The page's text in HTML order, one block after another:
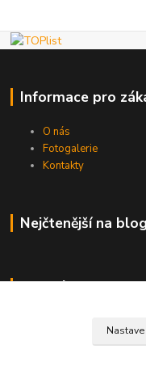
Informace pro
O nás
Fotogalerie
Kontakty
Nejčtenější na
Kde nás najdete